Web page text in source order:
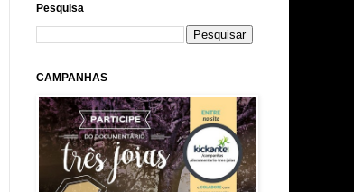
Pesquisa
CAMPANHAS